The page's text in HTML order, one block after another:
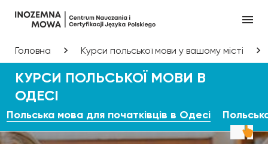
Головна Курси польської мови у вашому місті
КУРСИ ПОЛЬСЬКОЇ МОВИ В
ОДЕСІ
Польська мова для початківців в Одесі